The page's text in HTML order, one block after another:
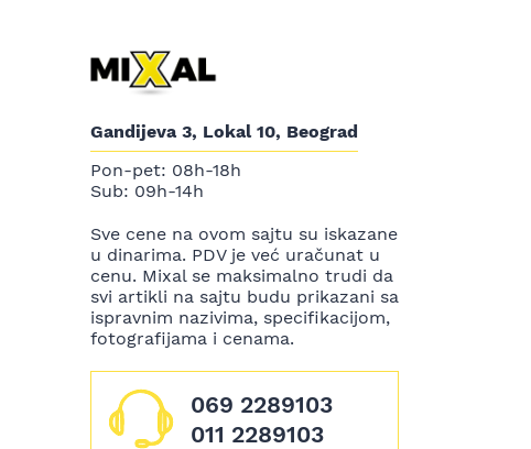
Gandijeva 3, Lokal 10, Beograd
Pon-pet: 08h-18h
Sub: 09h-14h
Sve cene na ovom sajtu su iskazane
u dinarima. PDV je već uračunat u
cenu. Mixal se maksimalno trudi da
svi artikli na sajtu budu prikazani sa
ispravnim nazivima, specifikacijom,
fotografijama i cenama.
069 2289103
011 2289103